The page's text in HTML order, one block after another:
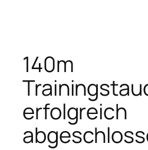
140m
erfolgreich